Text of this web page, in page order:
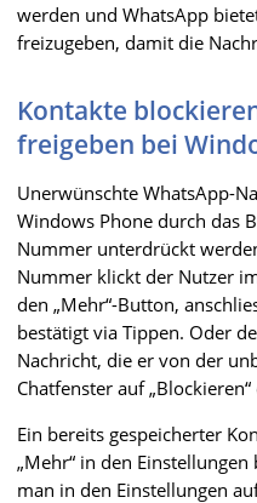
werden und WhatsApp
freizugeben, damit die
Kontakte
freigeben bei
Unerwünschte WhatsApp-
Windows Phone durch das
Nummer unterdrückt
Nummer klickt der Nutzer
den „Mehr“-Button,
bestätigt via Tippen. Oder
Nachricht, die er von der
Chatfenster auf
Ein bereits gespeicherter
„Mehr“ in den
man in den Einstellungen